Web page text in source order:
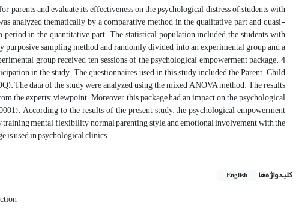
and evaluate its effectiveness on the psychological distress of students with
analyzed thematically by a comparative method in the qualitative part and quasi-
in the quantitative part. The statistical population included the students with
sampling method and randomly divided into an experimental group and a
group received ten sessions of the psychological empowerment package. 4
in the study. The questionnaires used in this study included the Parent-Child
The data of the study were analyzed using the mixed ANOVA method. The results
the experts’ viewpoint. Moreover, this package had an impact on the psychological
According to the results of the present study, the psychological empowerment
training mental flexibility, normal parenting style, and emotional involvement with the
is used in psychological clinics.
کلیدواژه‌ها English